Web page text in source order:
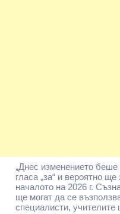
„Днес изменението беше
гласа „за“ и вероятно
началото на 2026 г.
ще могат да се
специалисти,